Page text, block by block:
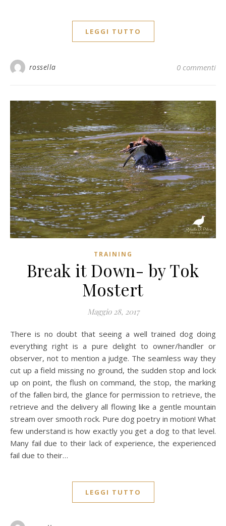
LEGGI TUTTO
rossella 0 commenti
TRAINING
Break it Down- by Tok
Mostert
Maggio 28, 2017
There is no doubt that seeing a well trained dog doing
everything right is a pure delight to owner/handler or
observer, not to mention a judge. The seamless way they
cut up a field missing no ground, the sudden stop and lock
up on point, the flush on command, the stop, the marking
of the fallen bird, the glance for permission to retrieve, the
retrieve and the delivery all flowing like a gentle mountain
stream over smooth rock. Pure dog poetry in motion! What
few understand is how exactly you get a dog to that level.
Many fail due to their lack of experience, the experienced
fail due to their…
LEGGI TUTTO